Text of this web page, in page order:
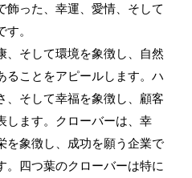
飾った、幸運、愛情、そして
。
そして環境を象徴し、自然
ることをアピールします。ハ
、そして幸福を象徴し、顧客
します。クローバーは、幸
を象徴し、成功を願う企業で
。四つ葉のクローバーは特に